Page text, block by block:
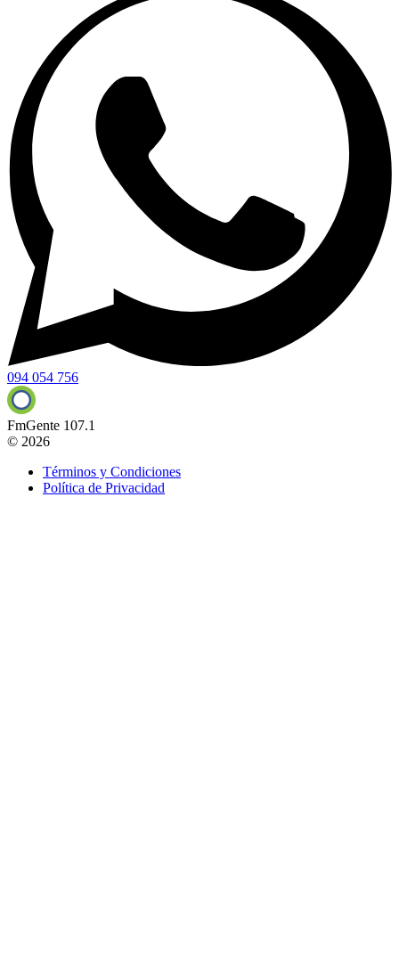
094 054 756
FmGente 107.1
© 2026
Términos y Condiciones
Política de Privacidad